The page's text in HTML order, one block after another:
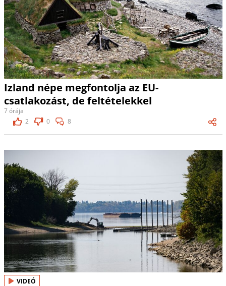
Izland népe megfontolja az EU-
csatlakozást, de feltételekkel
7 órája
2
0 8
VIDEÓ